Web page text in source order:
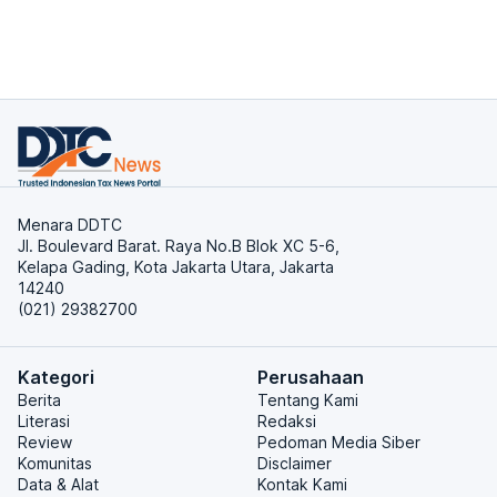
Menara DDTC
Jl. Boulevard Barat. Raya No.B Blok XC 5-6,
Kelapa Gading, Kota Jakarta Utara, Jakarta
14240
(021) 29382700
Kategori
Berita
Literasi
Review
Komunitas
Data & Alat
Perusahaan
Tentang Kami
Redaksi
Pedoman Media Siber
Disclaimer
Kontak Kami